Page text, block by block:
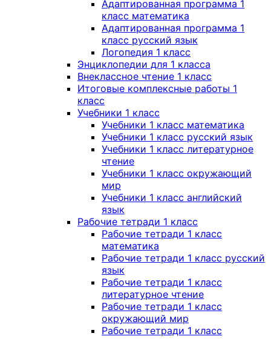
Адаптированная программа 1
класс математика
Адаптированная программа 1
класс русский язык
Логопедия 1 класс
Энциклопедии для 1 класса
Внеклассное чтение 1 класс
Итоговые комплексные работы 1
класс
Учебники 1 класс
Учебники 1 класс математика
Учебники 1 класс русский язык
Учебники 1 класс литературное
чтение
Учебники 1 класс окружающий
мир
Учебники 1 класс английский
язык
Рабочие тетради 1 класс
Рабочие тетради 1 класс
математика
Рабочие тетради 1 класс русский
язык
Рабочие тетради 1 класс
литературное чтение
Рабочие тетради 1 класс
окружающий мир
Рабочие тетради 1 класс